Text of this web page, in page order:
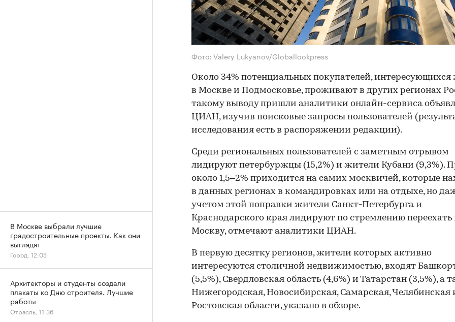
Фото: Valery Lukyanov/Globallookpress
Около 34% потенциальных покупателей,
в Москве и Подмосковье, проживают в других регионах
такому выводу пришли аналитики онлайн-сервиса
ЦИАН, изучив поисковые запросы пользователей
исследования есть в распоряжении редакции).
Среди региональных пользователей с заметным отрывом
лидируют петербуржцы (15,2%) и жители Кубани (9,3%).
около 1,5–2% приходится на самих москвичей, которые
в данных регионах в командировках или на отдыхе, но
учетом этой поправки жители Санкт-Петербурга и
Краснодарского края лидируют по стремлению переехать
Москву, отмечают аналитики ЦИАН.
В первую десятку регионов, жители которых активно
интересуются столичной недвижимостью, входят
(5,5%), Свердловская область (4,6%) и Татарстан (3,5%), а
Нижегородская, Новосибирская, Самарская, Челябинская
Ростовская области, указано в обзоре.
В Москве выбрали лучшие
градостроительные проекты. Как они
выглядят
Город, 12:05
Архитекторы и студенты создали
плакаты ко Дню строителя. Лучшие
работы
Отрасль, 11:36